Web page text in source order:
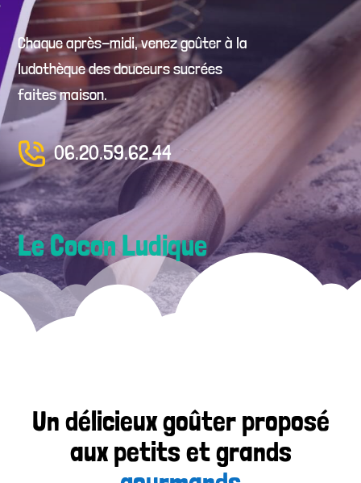
Chaque après-midi, venez goûter à la
ludothèque des douceurs sucrées
faites maison.
06.20.59.62.44
Le Cocon Ludique
Un délicieux goûter proposé
aux petits et grands